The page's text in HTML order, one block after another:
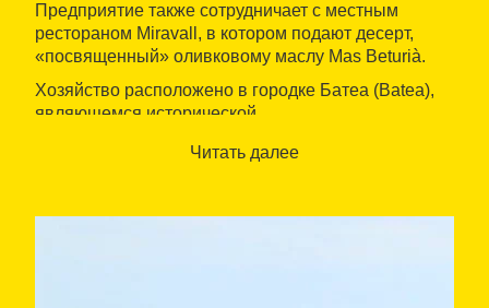
Предприятие также сотрудничает с местным
рестораном Miravall, в котором подают десерт,
«посвященный» оливковому маслу Mas Beturià.
Хозяйство расположено в городке Батеа (Batea),
являющемся исторической
здесь археологическим залеганиям и остаткам
Читать далее